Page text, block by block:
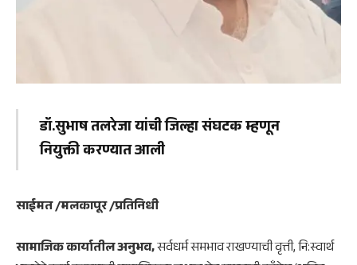
डॉ.सुभाष तलरेजा यांची जिल्हा संघटक म्हणून
नियुक्ती करण्यात आली
साईमत /मलकापूर /प्रतिनिधी
सामाजिक कार्यातील अनुभव,सर्वधर्म समभाव राखण्याची वृत्ती, नि:स्वार्थ